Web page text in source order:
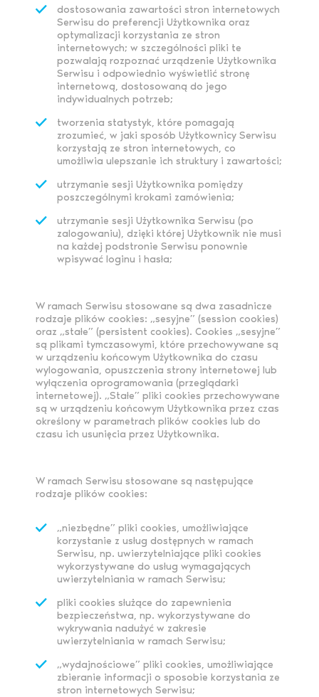
dostosowania zawartości stron internetowych
Serwisu do preferencji Użytkownika oraz
optymalizacji korzystania ze stron
internetowych; w szczególności pliki te
pozwalają rozpoznać urządzenie Użytkownika
Serwisu i odpowiednio wyświetlić stronę
internetową, dostosowaną do jego
indywidualnych potrzeb;
tworzenia statystyk, które pomagają
zrozumieć, w jaki sposób Użytkownicy Serwisu
korzystają ze stron internetowych, co
umożliwia ulepszanie ich struktury i zawartości;
utrzymanie sesji Użytkownika pomiędzy
poszczególnymi krokami zamówienia;
utrzymanie sesji Użytkownika Serwisu (po
zalogowaniu), dzięki której Użytkownik nie musi
na każdej podstronie Serwisu ponownie
wpisywać loginu i hasła;
W ramach Serwisu stosowane są dwa zasadnicze
rodzaje plików cookies: „sesyjne” (session cookies)
oraz „stałe” (persistent cookies). Cookies „sesyjne”
są plikami tymczasowymi, które przechowywane są
w urządzeniu końcowym Użytkownika do czasu
wylogowania, opuszczenia strony internetowej lub
wyłączenia oprogramowania (przeglądarki
internetowej). „Stałe” pliki cookies przechowywane
są w urządzeniu końcowym Użytkownika przez czas
określony w parametrach plików cookies lub do
czasu ich usunięcia przez Użytkownika.
W ramach Serwisu stosowane są następujące
rodzaje plików cookies:
„niezbędne” pliki cookies, umożliwiające
korzystanie z usług dostępnych w ramach
Serwisu, np. uwierzytelniające pliki cookies
wykorzystywane do usług wymagających
uwierzytelniania w ramach Serwisu;
pliki cookies służące do zapewnienia
bezpieczeństwa, np. wykorzystywane do
wykrywania nadużyć w zakresie
uwierzytelniania w ramach Serwisu;
„wydajnościowe” pliki cookies, umożliwiające
zbieranie informacji o sposobie korzystania ze
stron internetowych Serwisu;